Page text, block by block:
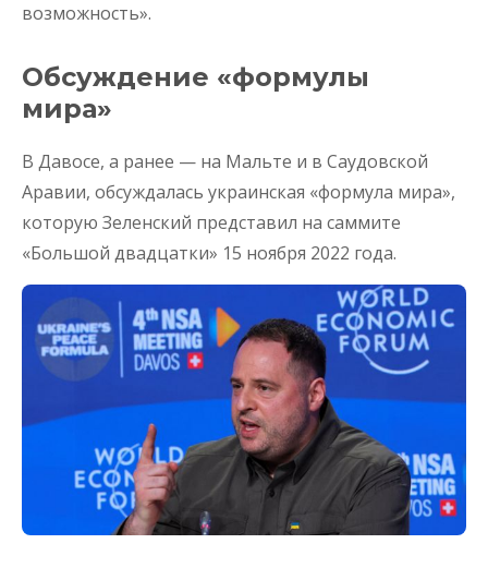
возможность».
Обсуждение «формулы
мира»
В Давосе, а ранее — на Мальте и в Саудовской
Аравии, обсуждалась украинская «формула мира»,
которую Зеленский представил на саммите
«Большой двадцатки» 15 ноября 2022 года.